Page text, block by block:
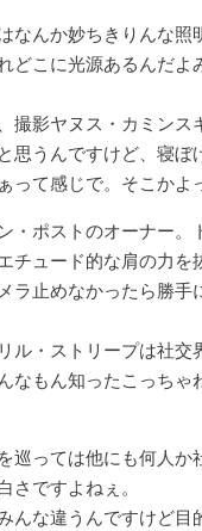
なんか妙ちきりんな照
どこに光源あるんだよ
撮影ヤヌス・カミンス
思うんですけど、寝ぼ
って感じで。そこかよ
・ポストのオーナー。
チュード的な肩の力を
ラ止めなかったら勝手
ル・ストリープは社交
なもん知ったこっちゃ
巡っては他にも何人か
ですよねぇ。
んな違うんですけど目